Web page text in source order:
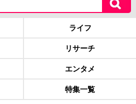
ライフ
リサーチ
エンタメ
特集一覧